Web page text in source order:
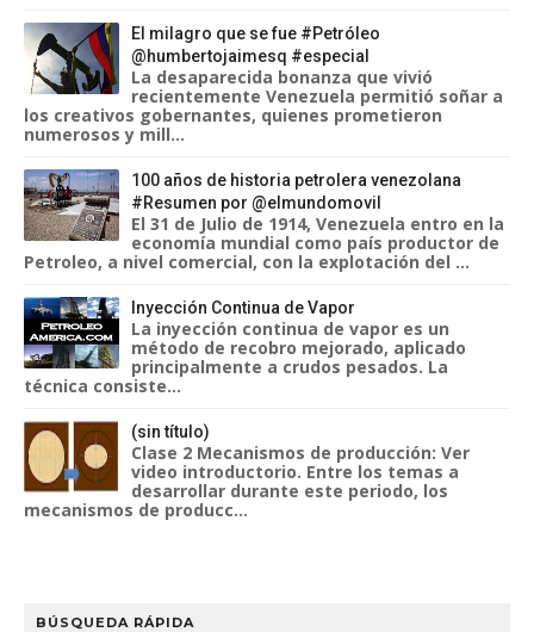
El milagro que se fue #Petróleo
@humbertojaimesq #especial
La desaparecida bonanza que vivió
recientemente Venezuela permitió soñar a
los creativos gobernantes, quienes prometieron
numerosos y mill...
100 años de historia petrolera venezolana
#Resumen por @elmundomovil
El 31 de Julio de 1914, Venezuela entro en la
economía mundial como país productor de
Petroleo, a nivel comercial, con la explotación del ...
Inyección Continua de Vapor
La inyección continua de vapor es un
método de recobro mejorado, aplicado
principalmente a crudos pesados. La
técnica consiste...
(sin título)
Clase 2 Mecanismos de producción: Ver
video introductorio. Entre los temas a
desarrollar durante este periodo, los
mecanismos de producc...
BÚSQUEDA RÁPIDA